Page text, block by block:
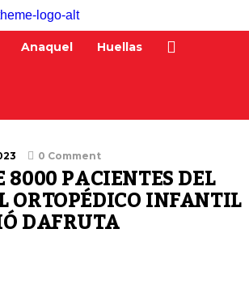
Anaquel Huellas
0 Comment
8000 PACIENTES DEL
ORTOPÉDICO INFANTIL
DAFRUTA